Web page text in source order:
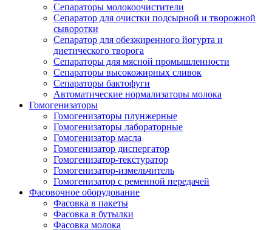
Сепараторы молокоочистители
Сепаратор для очистки подсырной и творожной
сыворотки
Сепаратор для обезжиренного йогурта и
диетического творога
Сепараторы для мясной промышленности
Сепараторы высокожирных сливок
Сепараторы бактофуги
Автоматические нормализаторы молока
Гомогенизаторы
Гомогенизаторы плунжерные
Гомогенизаторы лабораторные
Гомогенизатор масла
Гомогенизатор диспергатор
Гомогенизатор-текстуратор
Гомогенизатор-измельчитель
Гомогенизатор с ременной передачей
Фасовочное оборудование
Фасовка в пакеты
Фасовка в бутылки
Фасовка молока